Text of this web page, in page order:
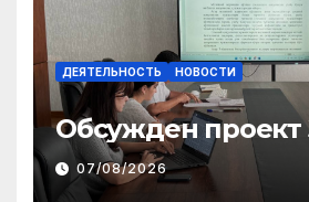
ДЕЯТЕЛЬНОСТЬ НОВОСТИ
Обсужден проект
«О финансовом
07/08/2026